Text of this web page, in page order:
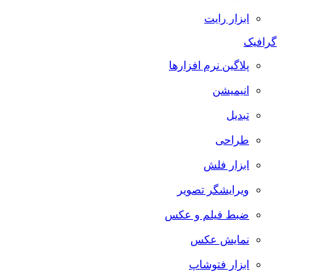
ابزار رایت
گرافیک
پلاگین نرم افزارها
انیمیشن
تبدیل
طراحی
ابزار فلش
ویرایشگر تصویر
ضبط فيلم و عكس
نمایش عکس
ابزار فتوشاپ